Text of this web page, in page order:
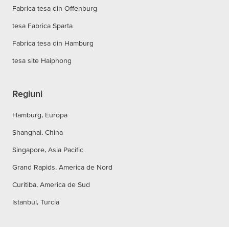
Fabrica tesa din Offenburg
tesa Fabrica Sparta
Fabrica tesa din Hamburg
tesa site Haiphong
Regiuni
Hamburg, Europa
Shanghai, China
Singapore, Asia Pacific
Grand Rapids, America de Nord
Curitiba, America de Sud
Istanbul, Turcia